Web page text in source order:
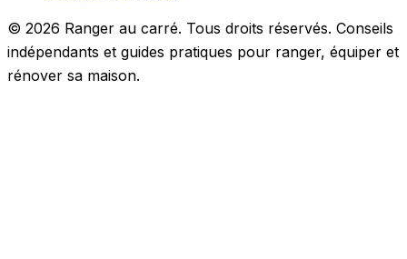
© 2026 Ranger au carré. Tous droits réservés. Conseils
indépendants et guides pratiques pour ranger, équiper et
rénover sa maison.